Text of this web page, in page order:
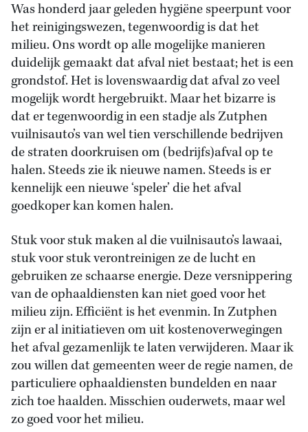
Was honderd jaar geleden hygiëne speerpunt voor
het reinigingswezen, tegenwoordig is dat het
milieu. Ons wordt op alle mogelijke manieren
duidelijk gemaakt dat afval niet bestaat; het is een
grondstof. Het is lovenswaardig dat afval zo veel
mogelijk wordt hergebruikt. Maar het bizarre is
dat er tegenwoordig in een stadje als Zutphen
vuilnisauto’s van wel tien verschillende bedrijven
de straten doorkruisen om (bedrijfs)afval op te
halen. Steeds zie ik nieuwe namen. Steeds is er
kennelijk een nieuwe ‘speler’ die het afval
goedkoper kan komen halen.
Stuk voor stuk maken al die vuilnisauto’s lawaai,
stuk voor stuk verontreinigen ze de lucht en
gebruiken ze schaarse energie. Deze versnippering
van de ophaaldiensten kan niet goed voor het
milieu zijn. Efficiënt is het evenmin. In Zutphen
zijn er al initiatieven om uit kostenoverwegingen
het afval gezamenlijk te laten verwijderen. Maar ik
zou willen dat gemeenten weer de regie namen, de
particuliere ophaaldiensten bundelden en naar
zich toe haalden. Misschien ouderwets, maar wel
zo goed voor het milieu.